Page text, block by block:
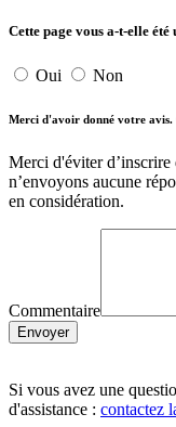
Cette page vous a-t-elle été
Oui Non
Merci d'avoir donné votre avis.
Merci d'éviter d’inscrire
n’envoyons aucune
en considération.
Commentaire
Envoyer
Si vous avez une
d'assistance : contactez